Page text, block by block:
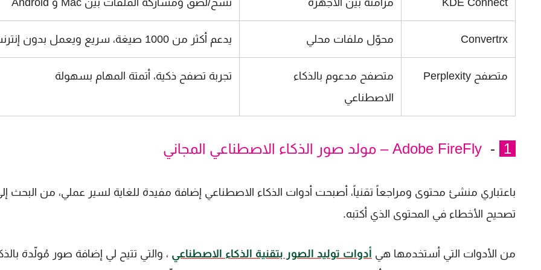
KDE Connect مزامنة بين الأجهزة نسخ/لصق ومشاركة الملفات بين Mac و Android
Convertrx محوّل ملفات محلي يدعم أكثر من 1000 صيغة، سريع ويعمل بدون إنترنت
متصفح Perplexity
متصفح مدعوم بالذكاء
الاصطناعي
تجربة تصفح ذكية، أتمتة المهام بسهولة
- Adobe FireFly – مولد صور الذكاء الاصطناعي المجاني
باعتباري منشئ محتوى ومراجعاً تقنياً، أصبحت أدوات الذكاء الاصطناعي إضافة مفيدة للغاية لسير عملي، من البحث
تصحيح الأخطاء في المحتوى الذي أكتبه.
من الأدوات التي أستخدمها هي أدوات توليد الصور بتقنية الذكاء الاصطناعي ، والتي تتيح لي إضافة صور مُولّدة